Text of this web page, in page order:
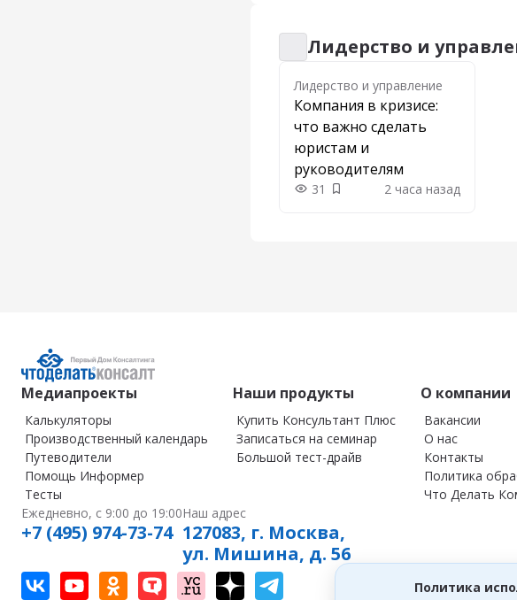
Лидерство и управление
Лидерство и
Лидерство и управление
Компания в кризисе:
что важно сделать
юристам и
руководителям
31 Добавить в закладки
2 часа назад
Политика
Медиапроекты
Калькуляторы
Производственный календарь
Путеводители
Помощь Информер
Тесты
Наши продукты
Купить Консультант Плюс
Записаться на семинар
Большой тест-драйв
О компании
Вакансии
О нас
Контакты
Политика
Что Делать
Ежедневно, с 9:00 до 19:00
+7 (495) 974-73-74
Наш адрес
127083, г. Москва,
ул. Мишина, д. 56
Наш канал в Вконтакте
Наш канал на youtube
Наша группа в однокласниках
Наш канал в tenchat
Наш канал на vc
Наш профиль на дзен
Наш канал в Telegram